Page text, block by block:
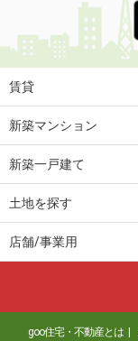
賃貸
新築マンション
新築一戸建て
土地を探す
店舗/事業用
goo住宅・不動産とは